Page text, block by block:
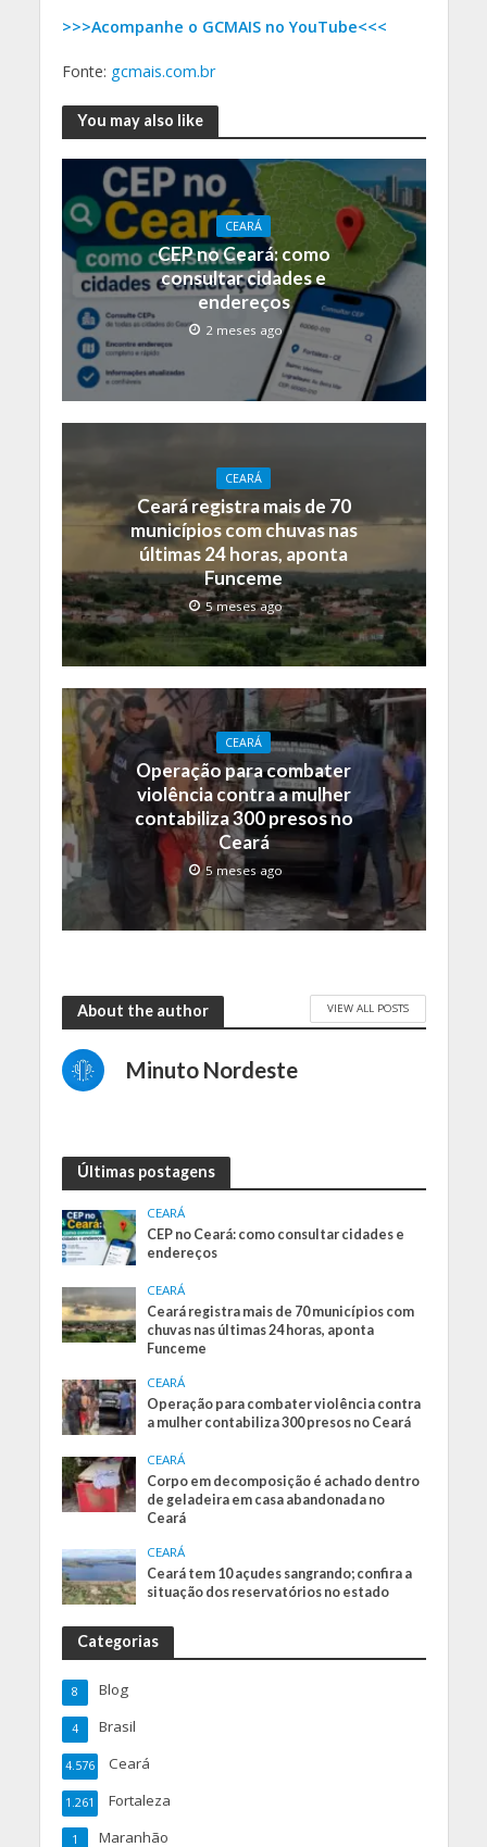
>>>Acompanhe o GCMAIS no YouTube<<<
Fonte: gcmais.com.br
You may also like
CEARÁ
CEP no Ceará: como
consultar cidades e
endereços
2 meses ago
CEARÁ
Ceará registra mais de 70
municípios com chuvas nas
últimas 24 horas, aponta
Funceme
5 meses ago
CEARÁ
Operação para combater
violência contra a mulher
contabiliza 300 presos no
Ceará
5 meses ago
About the author VIEW ALL POSTS
Minuto Nordeste
Últimas postagens
CEARÁ
CEP no Ceará: como consultar cidades e
endereços
CEARÁ
Ceará registra mais de 70 municípios com
chuvas nas últimas 24 horas, aponta
Funceme
CEARÁ
Operação para combater violência contra
a mulher contabiliza 300 presos no Ceará
CEARÁ
Corpo em decomposição é achado dentro
de geladeira em casa abandonada no
Ceará
CEARÁ
Ceará tem 10 açudes sangrando; confira a
situação dos reservatórios no estado
Categorias
Blog
8
Brasil
4
Ceará
4.576
Fortaleza
1.261
Maranhão
1